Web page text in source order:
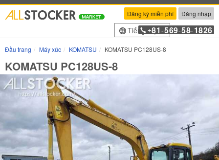
Đăng ký miễn phí Đăng nhập
Tiếng Việt
+81 -569-58-1826
Đầu trang Máy xúc KOMATSU KOMATSU PC128US-8
KOMATSU PC128US-8